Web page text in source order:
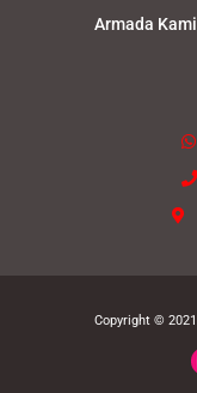
Armada Kami
Copyright © 2021